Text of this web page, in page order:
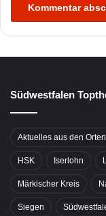
Südwestfalen
Aktuelles aus den Orten
HSK Iserlohn
Märkischer Kreis
Siegen